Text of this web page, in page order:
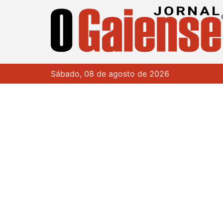
Sábado, 08 de agosto de 2026